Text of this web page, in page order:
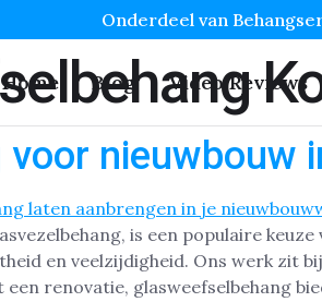
Onderdeel van
Home Blog Video Reviews
nieuwbouw
is een populaire
en veelzijdigheid. Ons werk zit
renovatie, glasweefselbehang